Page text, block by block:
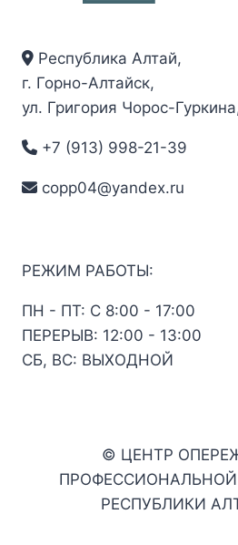
Республика Алтай,
г. Горно-Алтайск,
ул. Григория Чорос-
+7 (913) 998-21-39
copp04@yandex.ru
РЕЖИМ РАБОТЫ:
ПН - ПТ: С 8:00 - 17:00
ПЕРЕРЫВ: 12:00 - 13:00
СБ, ВС: ВЫХОДНОЙ
© ЦЕНТР
РЕСПУБЛИКИ